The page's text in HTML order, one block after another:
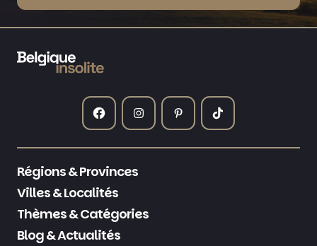
Régions & Provinces
Villes & Localités
Thèmes & Catégories
Blog & Actualités